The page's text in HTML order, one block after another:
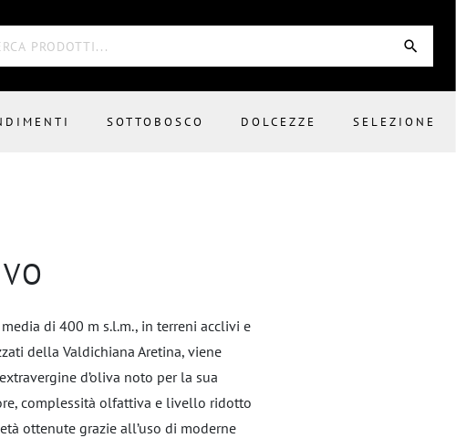
SOTTOBOSCO DOLCEZZE SELEZIONE
di 400 m s.l.m., in terreni acclivi e
della Valdichiana Aretina, viene
d’oliva noto per la sua
complessità olfattiva e livello ridotto
ottenute grazie all’uso di moderne